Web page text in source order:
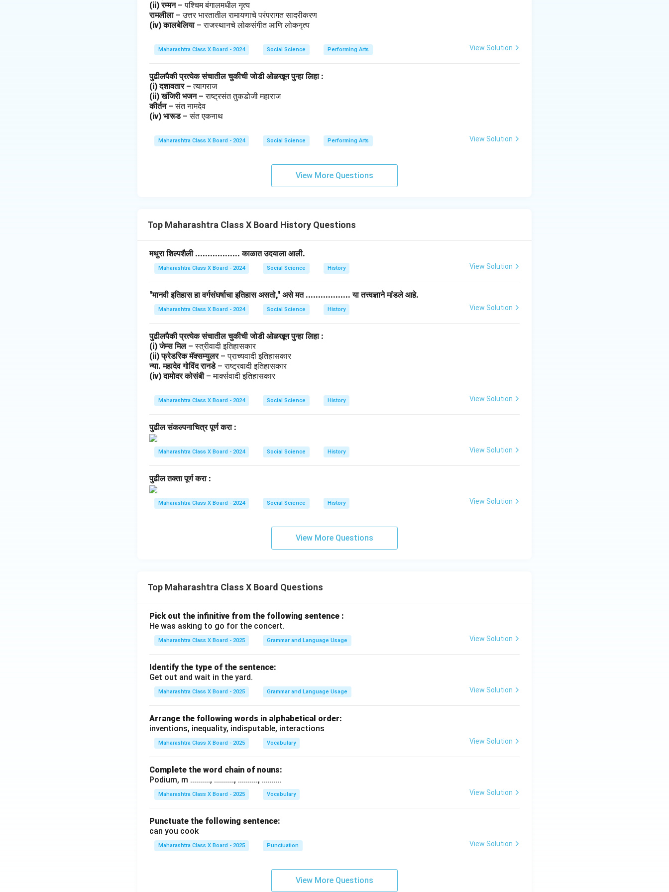
(ii) रम्मन – पश्चिम बंगालमधील नृत्य
रामलीला – उत्तर भारतातील रामायणाचे परंपरागत सादरीकरण
(iv) कालबेलिया – राजस्थानचे लोकसंगीत आणि लोकनृत्य
Maharashtra Class X Board - 2024 Social Science Performing Arts View Solution
पुढीलपैकी प्रत्येक संचातील चुकीची जोडी ओळखून पुन्हा लिहा :
(i) दशावतार – त्यागराज
(ii) खंजिरी भजन – राष्ट्रसंत तुकडोजी महाराज
कीर्तन – संत नामदेव
(iv) भारूड – संत एकनाथ
Maharashtra Class X Board - 2024 Social Science Performing Arts View Solution
View More Questions
Top Maharashtra Class X Board History Questions
मथुरा शिल्पशैली .................. काळात उदयाला आली.
Maharashtra Class X Board - 2024 Social Science History View Solution
"मानवी इतिहास हा वर्गसंघर्षाचा इतिहास असतो," असे मत .................. या तत्त्वज्ञाने मांडले आहे.
Maharashtra Class X Board - 2024 Social Science History View Solution
पुढीलपैकी प्रत्येक संचातील चुकीची जोडी ओळखून पुन्हा लिहा :
(i) जेम्स मिल – स्त्रीवादी इतिहासकार
(ii) फ्रेडरिक मॅक्सम्युलर – प्राच्यवादी इतिहासकार
न्या. महादेव गोविंद रानडे – राष्ट्रवादी इतिहासकार
(iv) दामोदर कोसंबी – मार्क्सवादी इतिहासकार
Maharashtra Class X Board - 2024 Social Science History View Solution
पुढील संकल्पनाचित्र पूर्ण करा :
Maharashtra Class X Board - 2024 Social Science History View Solution
पुढील तक्ता पूर्ण करा :
Maharashtra Class X Board - 2024 Social Science History View Solution
View More Questions
Top Maharashtra Class X Board Questions
Pick out the infinitive from the following sentence :
He was asking to go for the concert.
Maharashtra Class X Board - 2025 Grammar and Language Usage View Solution
Identify the type of the sentence:
Get out and wait in the yard.
Maharashtra Class X Board - 2025 Grammar and Language Usage View Solution
Arrange the following words in alphabetical order:
inventions, inequality, indisputable, interactions
Maharashtra Class X Board - 2025 Vocabulary View Solution
Complete the word chain of nouns:
Podium, m .........., .........., .........., ..........
Maharashtra Class X Board - 2025 Vocabulary View Solution
Punctuate the following sentence:
can you cook
Maharashtra Class X Board - 2025 Punctuation View Solution
View More Questions